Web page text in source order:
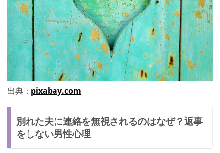
出典： pixabay.com
別れた夫に連絡を無視されるのはなぜ？返事
をしない男性心理